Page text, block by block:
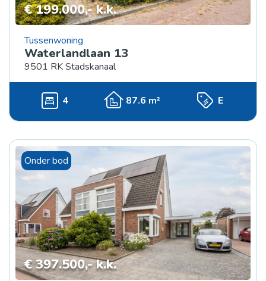
€ 199.000,- k.k.
Tussenwoning
Waterlandlaan 13
9501 RK Stadskanaal
4 87.6 m² E
Onder bod
€ 397.500,- k.k.